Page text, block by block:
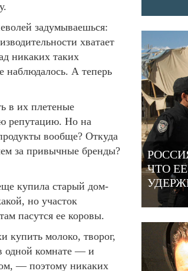
задумываешься:
хватает
никаких таких
наблюдалось. А теперь
в их плетеные
репутацию. Но на
вообще? Откуда
за привычные бренды?
купила старый дом-
но участок
пасутся ее коровы.
купить молоко, творог,
одной комнате — и
— поэтому никаких
ЧТО